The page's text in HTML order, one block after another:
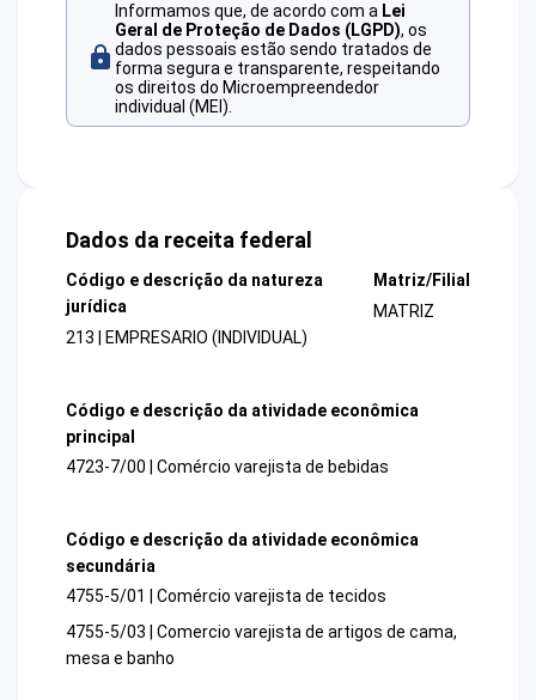
Informamos que, de acordo com a Lei
Geral de Proteção de Dados (LGPD), os
dados pessoais estão sendo tratados de
forma segura e transparente, respeitando
os direitos do Microempreendedor
individual (MEI).
Dados da receita federal
Código e descrição da natureza
jurídica
213 | EMPRESARIO (INDIVIDUAL)
Matriz/Filial
MATRIZ
Código e descrição da atividade econômica
principal
4723-7/00 | Comércio varejista de bebidas
Código e descrição da atividade econômica
secundária
4755-5/01 | Comércio varejista de tecidos
4755-5/03 | Comercio varejista de artigos de cama,
mesa e banho